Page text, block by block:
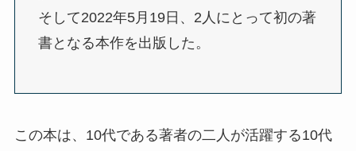
そして2022年5月19日、2人にとって初の著
書となる本作を出版した。
この本は、10代である著者の二人が活躍する10代